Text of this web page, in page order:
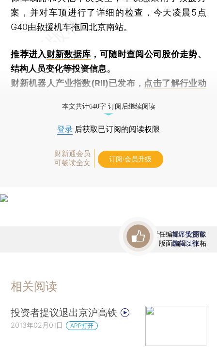
案，并对车顶进行了详细的检查，今天凌晨5点
G40由救援机车拖回北京南站。
推荐进入财新数据库 ，可随时查阅公司股价走势、
结构人员变化等投资信息。
财新机器人产业指数(RII)已发布， 点击了解行业动
本文共计640字 订阅后继续阅读
登录 后获取已订阅的阅读权限
财新通会员
可畅读全文
订阅/会员升级
责任编辑：安丽敏
版面编辑：张柘
首席赞赏官
虚位以待
相关阅读
投资者提议退出京沪高铁
2013年02月01日 APP打开